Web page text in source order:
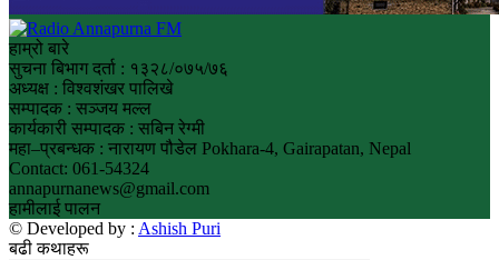
हाम्रो बारे
सुचना बिभाग दर्ता : १३२८/०७५/७६
अध्यक्ष : विश्वशंखर पालिखे
सम्पादक : सञ्जय मल्ल
कार्यकारी सम्पादक : सबिन रेग्मी
महा–प्रबन्धक : नारायण पौडेल Pokhara-4, Gairapatan, Nepal
Contact: 061-54324
annapurnanews@gmail.com
हामीलाई पालन
© Developed by : Ashish Puri
बढी कथाहरू